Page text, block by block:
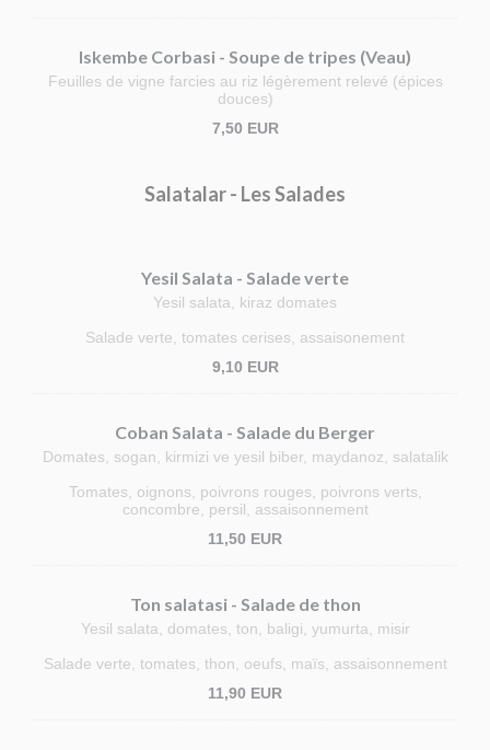
Iskembe Corbasi - Soupe de tripes (Veau)
Feuilles de vigne farcies au riz légèrement relevé (épices
douces)
7,50 EUR
Salatalar - Les Salades
Yesil Salata - Salade verte
Yesil salata, kiraz domates
Salade verte, tomates cerises, assaisonement
9,10 EUR
Coban Salata - Salade du Berger
Domates, sogan, kirmizi ve yesil biber, maydanoz, salatalik
Tomates, oignons, poivrons rouges, poivrons verts,
concombre, persil, assaisonnement
11,50 EUR
Ton salatasi - Salade de thon
Yesil salata, domates, ton, baligi, yumurta, misir
Salade verte, tomates, thon, oeufs, maïs, assaisonnement
11,90 EUR